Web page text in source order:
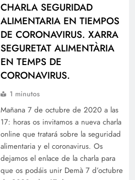
CHARLA SEGURIDAD
ALIMENTARIA EN TIEMPOS
DE CORONAVIRUS. XARRA
SEGURETAT ALIMENTÀRIA
EN TEMPS DE
CORONAVIRUS.
1 minutos
Mañana 7 de octubre de 2020 a las
17: horas os invitamos a nueva charla
online que tratará sobre la seguridad
alimentaria y el coronavirus. Os
dejamos el enlace de la charla para
que os podáis unir Demà 7 d’octubre